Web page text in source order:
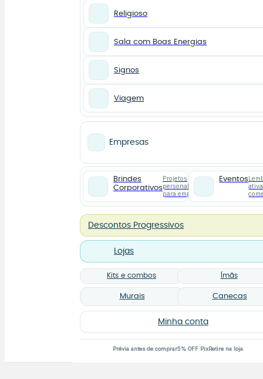
Religioso
Sala com Boas Energias
Signos
Viagem
Empresas
Brindes
Corporativos
Projetos
personalizados
para empresas
Eventos
Descontos Progressivos
Lojas
Kits e combos Ímãs
Murais Canecas
Minha conta
Prévia antes de comprar5% OFF PixRetire na loja